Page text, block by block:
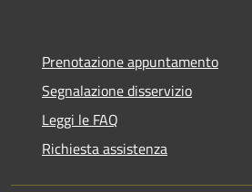
Prenotazione appuntamento
Segnalazione disservizio
Leggi le FAQ
Richiesta assistenza